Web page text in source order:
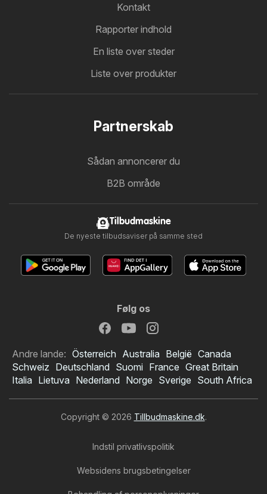
Kontakt
Rapporter indhold
En liste over steder
Liste over produkter
Partnerskab
Sådan annoncerer du
B2B område
Tilbudmaskine
De nyeste tilbudsaviser på samme sted
Følg os
Andre lande: Österreich Australia België Canada
Schweiz Deutschland Suomi France Great Britain
Italia Lietuva Nederland Norge Sverige South Africa
Copyright © 2026 Tillbudmaskine.dk.
Indstil privatlivspolitik
Websidens brugsbetingelser